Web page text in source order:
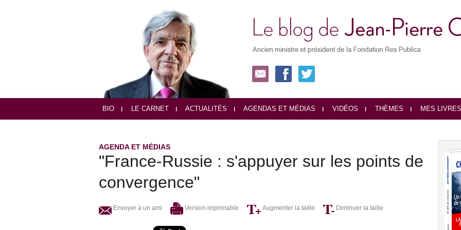
BIO LE CARNET ACTUALITÉS AGENDAS ET MÉDIAS VIDÉOS THÈMES MES LIVRES
AGENDA ET MÉDIAS
"France-Russie : s'appuyer sur les points de
convergence"
Envoyer à un ami Version imprimable Augmenter la taille Diminuer la taille